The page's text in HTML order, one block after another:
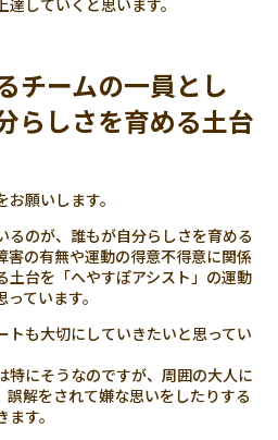
チームの一員とし
らしさを育める土台
願いします。
るのが、誰もが自分らしさを育める
害の有無や運動の得意不得意に関係
土台を「へやすぽアシスト」の運動
ています。
トも大切にしていきたいと思ってい
特にそうなのですが、周囲の大人に
解をされて嫌な思いをしたりする
す。